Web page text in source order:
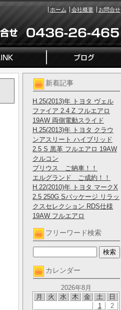
ホーム 会社概要 お問合せ
新着記事
H.25(2013)年 トヨタ ヴェル
ファイア 2.4 Z フルエアロ
19AW 両側電動スライド
H.25(2013)年 トヨタ クラウ
ンアスリート ハイブリッド
2.5 S 黒革 フルエアロ 19AW
クルコン
プリウス ご納車！！
エルグランド ご成約！！
H.22(2010)年 トヨタ マークX
2.5 250G Sパッケージ リラッ
クスセレクション RDS仕様
19AW フルエアロ
フリーワード検索
カレンダー
2026年8月
月
火 水 木 金 土 日
1
2